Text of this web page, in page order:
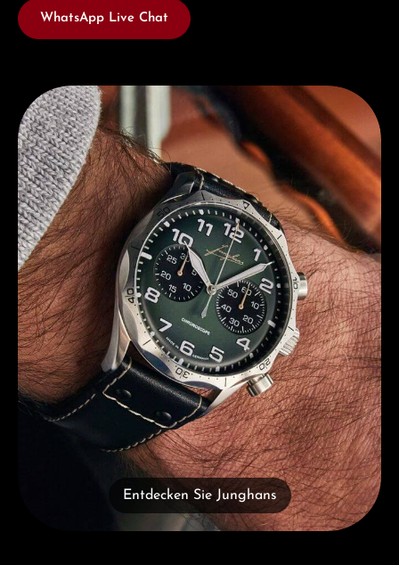
WhatsApp Live Chat
Entdecken Sie Junghans
Entdecken Sie Junghans